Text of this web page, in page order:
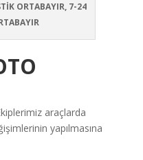
ORTABAYIR, 7-24
araçlarda
yapılmasına